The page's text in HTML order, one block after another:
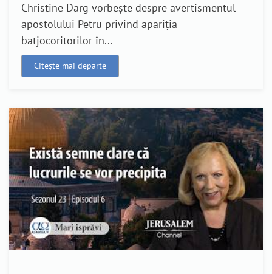
Christine Darg vorbește despre avertismentul
apostolului Petru privind apariția
batjocoritorilor în...
Citește mai departe